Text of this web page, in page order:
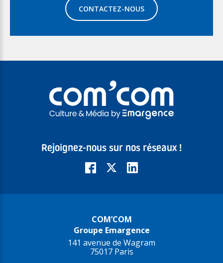
CONTACTEZ-NOUS
Rejoignez-nous sur nos réseaux !
COM’COM
Groupe Emargence
141 avenue de Wagram
75017 Paris